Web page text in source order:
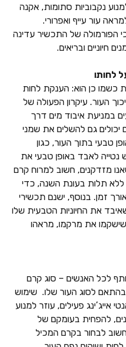
נקבוביות סתומות, אקנה
עור עייף ואפרורי.
הפורמולה של התכשיר עדינה
חיוניים ובריאים.
לחותו
כשמו כן הוא: הענקת לחות
העור. עיקרון הפעולה של
במניעת איבוד מים דרך
יכולים גם להשלים את שמני
טבעי בתוך העור, כגון
נטייה לאבד באופן טבעי את
מזדקנים, חשוב למרוח קרם
ללא תלות בעונת השנה, כדי
זמן. בנוסף, ישנם תכשירי
שאיבד את החיוניות הטבעית שלו
את מרקמו, מראהו
לכל האנשים – סוג קרם
לסוג העור שלו. שימוש
אייג’ינג פעילים, עוזר למנוע
להפחית בעומקם של
חשוב לבחור בקרם המכיל